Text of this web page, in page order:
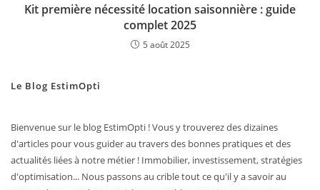
Kit première nécessité location saisonnière : guide
complet 2025
5 août 2025
Le Blog EstimOpti
Bienvenue sur le blog EstimOpti ! Vous y trouverez des dizaines
d'articles pour vous guider au travers des bonnes pratiques et des
actualités liées à notre métier ! Immobilier, investissement, stratégies
d'optimisation... Nous passons au crible tout ce qu'il y a savoir au